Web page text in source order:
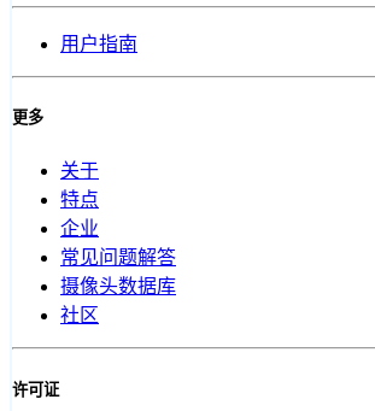
用户指南
更多
关于
特点
企业
常见问题解答
摄像头数据库
社区
许可证